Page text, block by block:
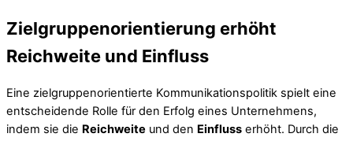
Zielgruppenorientierung erhöht
Reichweite und Einfluss
Eine zielgruppenorientierte Kommunikationspolitik spielt eine
entscheidende Rolle für den Erfolg eines Unternehmens,
indem sie die Reichweite und den Einfluss erhöht. Durch die